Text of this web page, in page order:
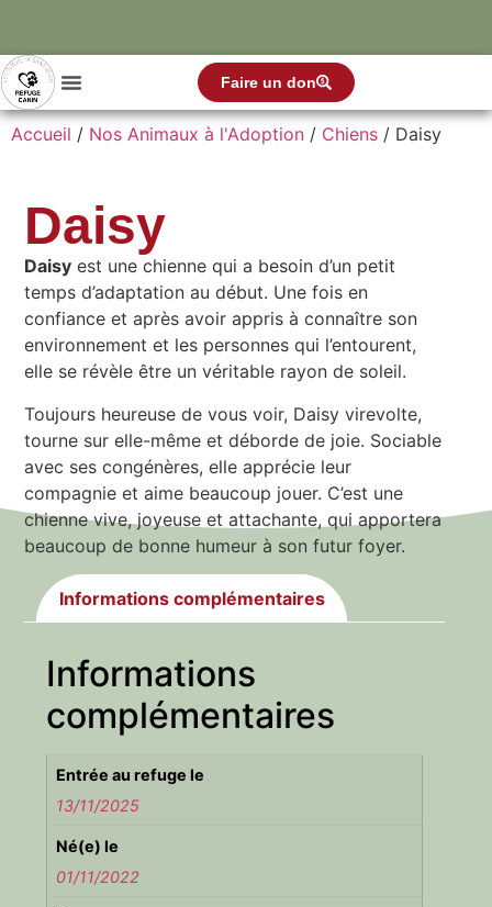
Faire un don
Accueil / Nos Animaux à l'Adoption / Chiens / Daisy
Daisy
Daisy est une chienne qui a besoin d’un petit
temps d’adaptation au début. Une fois en
confiance et après avoir appris à connaître son
environnement et les personnes qui l’entourent,
elle se révèle être un véritable rayon de soleil.
Toujours heureuse de vous voir, Daisy virevolte,
tourne sur elle-même et déborde de joie. Sociable
avec ses congénères, elle apprécie leur
compagnie et aime beaucoup jouer. C’est une
chienne vive, joyeuse et attachante, qui apportera
beaucoup de bonne humeur à son futur foyer.
Informations complémentaires
Informations
complémentaires
Entrée au refuge le
13/11/2025
Né(e) le
01/11/2022